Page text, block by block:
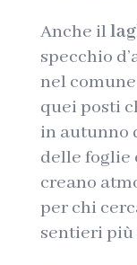
Anche il
specchio
nel
quei posti
in autunno
delle foglie
creano
per chi
sentieri